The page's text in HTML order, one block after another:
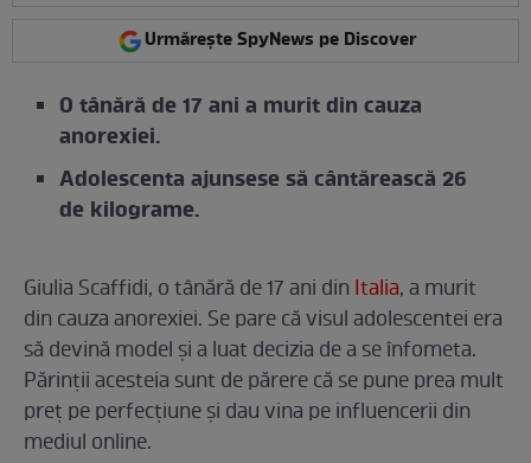
Urmărește SpyNews pe Discover
O tânără de 17 ani a murit din cauza
anorexiei.
Adolescenta ajunsese să cântărească 26
de kilograme.
Giulia Scaffidi, o tânără de 17 ani din Italia, a murit
din cauza anorexiei. Se pare că visul adolescentei era
să devină model și a luat decizia de a se înfometa.
Părinții acesteia sunt de părere că se pune prea mult
preț pe perfecțiune și dau vina pe influencerii din
mediul online.